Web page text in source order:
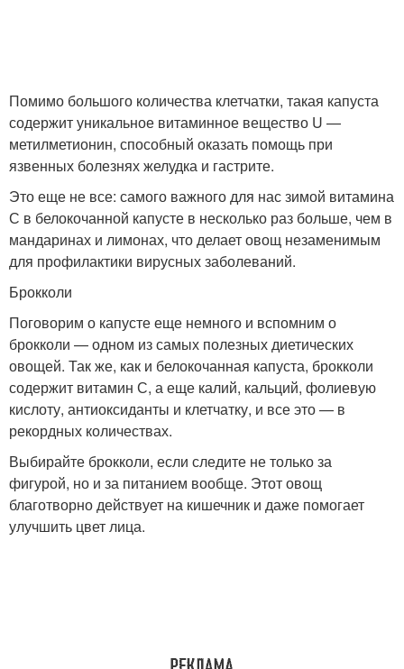
Помимо большого количества клетчатки, такая капуста
содержит уникальное витаминное вещество U —
метилметионин, способный оказать помощь при
язвенных болезнях желудка и гастрите.
Это еще не все: самого важного для нас зимой витамина
С в белокочанной капусте в несколько раз больше, чем в
мандаринах и лимонах, что делает овощ незаменимым
для профилактики вирусных заболеваний.
Брокколи
Поговорим о капусте еще немного и вспомним о
брокколи — одном из самых полезных диетических
овощей. Так же, как и белокочанная капуста, брокколи
содержит витамин С, а еще калий, кальций, фолиевую
кислоту, антиоксиданты и клетчатку, и все это — в
рекордных количествах.
Выбирайте брокколи, если следите не только за
фигурой, но и за питанием вообще. Этот овощ
благотворно действует на кишечник и даже помогает
улучшить цвет лица.